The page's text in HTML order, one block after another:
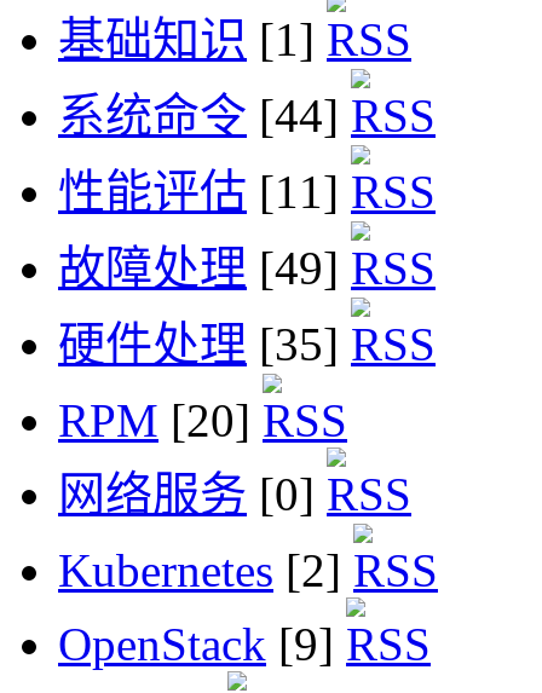
基础知识 [1]
系统命令 [44]
性能评估 [11]
故障处理 [49]
硬件处理 [35]
RPM [20]
网络服务 [0]
Kubernetes [2]
OpenStack [9]